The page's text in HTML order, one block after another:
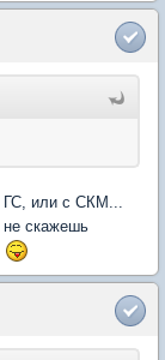
или с СКМ...
не скажешь